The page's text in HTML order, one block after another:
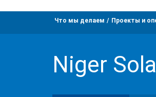
Что мы делаем Проекты и
Niger